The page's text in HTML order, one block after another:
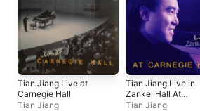
Tian Jiang Live at
Carnegie Hall
Tian Jiang
Tian Jiang Live in
Zankel Hall At
Carnegie Hall
Tian Jiang